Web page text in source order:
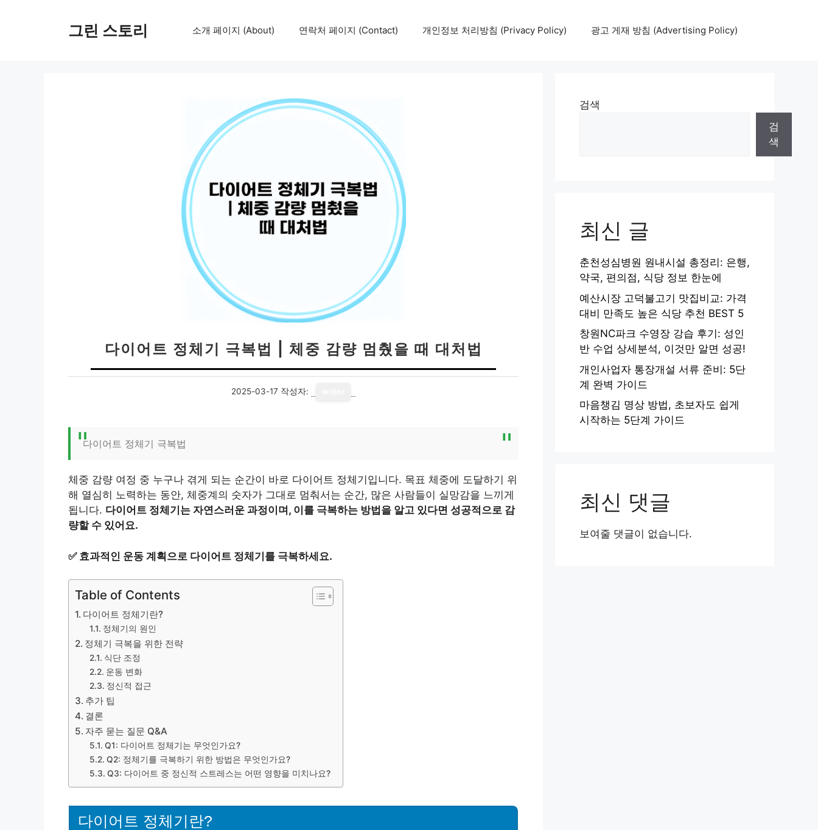
그린 스토리 소개 페이지 (About) 연락처 페이지 (Contact) 개인정보 처리방침 (Privacy Policy) 광고 게재 방침 (Advertising Policy)
다이어트 정체기 극복법 | 체중 감량 멈췄을 때 대처법
2025-03-17 작성자:
다이어트 정체기 극복법
체중 감량 여정 중 누구나 겪게 되는 순간이 바로 다이어트 정체기입니다. 목표 체중에 도달하기 위
해 열심히 노력하는 동안, 체중계의 숫자가 그대로 멈춰서는 순간, 많은 사람들이 실망감을 느끼게
됩니다. 다이어트 정체기는 자연스러운 과정이며, 이를 극복하는 방법을 알고 있다면 성공적으로 감
량할 수 있어요.
✅ 효과적인 운동 계획으로 다이어트 정체기를 극복하세요.
Table of Contents
다이어트 정체기란?
정체기의 원인
정체기 극복을 위한 전략
식단 조정
운동 변화
정신적 접근
추가 팁
결론
자주 묻는 질문 Q&A
Q1: 다이어트 정체기는 무엇인가요?
Q2: 정체기를 극복하기 위한 방법은 무엇인가요?
Q3: 다이어트 중 정신적 스트레스는 어떤 영향을 미치나요?
다이어트 정체기란?
검색
검
색
최신 글
춘천성심병원 원내시설 총정리: 은행,
약국, 편의점, 식당 정보 한눈에
예산시장 고덕불고기 맛집비교: 가격
대비 만족도 높은 식당 추천 BEST 5
창원NC파크 수영장 강습 후기: 성인
반 수업 상세분석, 이것만 알면 성공!
개인사업자 통장개설 서류 준비: 5단
계 완벽 가이드
마음챙김 명상 방법, 초보자도 쉽게
시작하는 5단계 가이드
최신 댓글
보여줄 댓글이 없습니다.